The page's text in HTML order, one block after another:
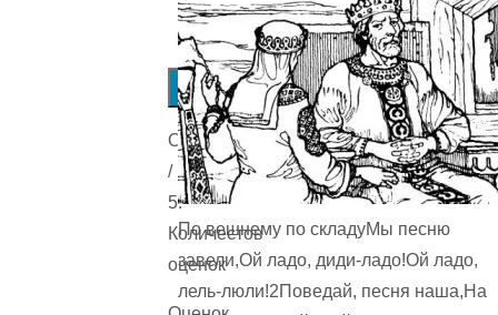
Submit
Rating
Оценка
/
5.
Количестов
оценок
По вешнему по складуМы песню
завели,Ой ладо, диди-ладо!Ой ладо,
лель-люли!2Поведай, песня наша,На